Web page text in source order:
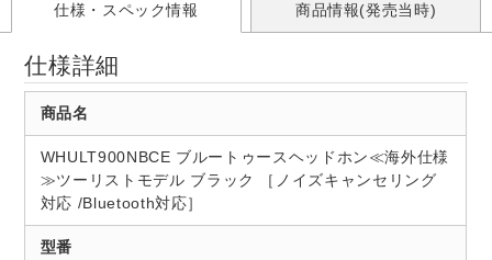
仕様・スペック情報 商品情報(発売当時)
仕様詳細
商品名
WHULT900NBCE ブルートゥースヘッドホン≪海外仕様
≫ツーリストモデル ブラック ［ノイズキャンセリング
対応 /Bluetooth対応］
型番